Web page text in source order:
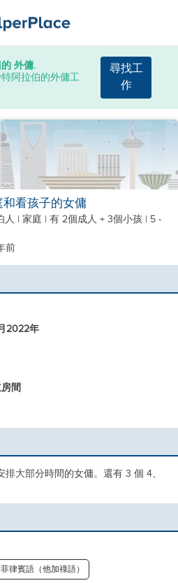
外傭.
阿拉伯的外傭工
尋找工
作
和看孩子的女傭
人 | 家庭 | 有 2個成人 + 3個小孩 | 5 -
前
2022年
間
大部分時間的女傭。還有 3 個 4、
菲律賓語（他加祿語）